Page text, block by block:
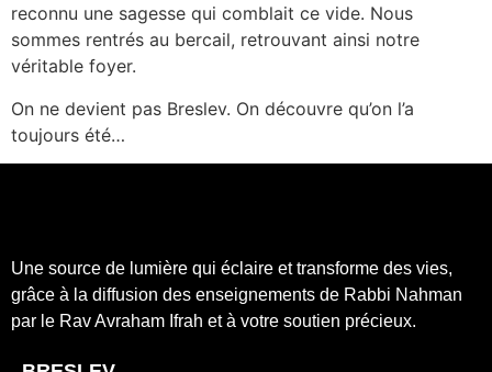
reconnu une sagesse qui comblait ce vide. Nous
sommes rentrés au bercail, retrouvant ainsi notre
véritable foyer.
On ne devient pas Breslev. On découvre qu’on l’a
toujours été…
Une source de lumière qui éclaire et transforme des vies,
grâce à la diffusion des enseignements de Rabbi Nahman
par le Rav Avraham Ifrah et à votre soutien précieux.